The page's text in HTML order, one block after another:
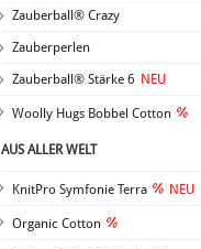
Zauberball® Crazy
Zauberperlen
Zauberball® Stärke 6 NEU
Woolly Hugs Bobbel Cotton
AUS ALLER WELT
KnitPro Symfonie Terra NEU
Organic Cotton